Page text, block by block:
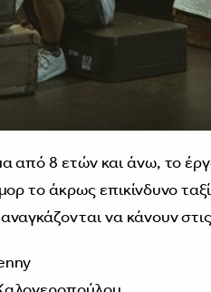
από 8 ετών και άνω, το
το άκρως επικίνδυνο
να κάνουν